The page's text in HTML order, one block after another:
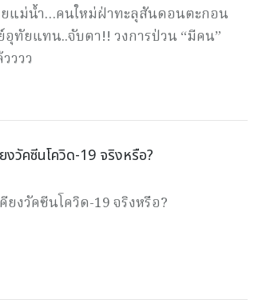
แม่น้ำ…คนใหม่ฝ่าทะลุสันดอนตะกอน
ทัยแทน..จับตา!! วงการป่วน “มีคน”
ววว
วัคซีนโควิด-19 จริงหรือ?
งวัคซีนโควิด-19 จริงหรือ?